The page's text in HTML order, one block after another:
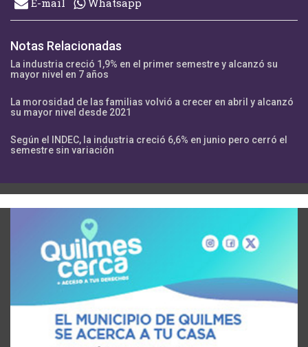
E-mail
Whatsapp
Notas Relacionadas
La industria creció 1,9% en el primer semestre y alcanzó su
mayor nivel en 7 años
La morosidad de las familias volvió a crecer en abril y alcanzó
su mayor nivel desde 2021
Según el INDEC, la industria creció 6,6% en junio pero cerró el
semestre sin variación